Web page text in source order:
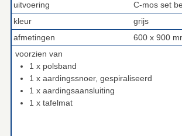
uitvoering
C-mos set
kleur
grijs
afmetingen
600 x 900
voorzien van
1 x polsband
1 x aardingssnoer, gespiraliseerd
1 x aardingsaansluiting
1 x tafelmat